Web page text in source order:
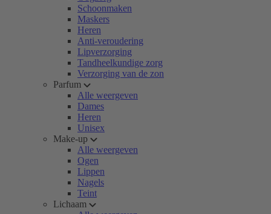
Schoonmaken
Maskers
Heren
Anti-veroudering
Lipverzorging
Tandheelkundige zorg
Verzorging van de zon
Parfum
Alle weergeven
Dames
Heren
Unisex
Make-up
Alle weergeven
Ogen
Lippen
Nagels
Teint
Lichaam